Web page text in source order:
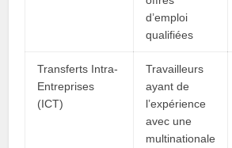
d’emploi
qualifiées
Transferts Intra-
Entreprises
(ICT)
Travailleurs
ayant de
l’expérience
avec une
multinationale